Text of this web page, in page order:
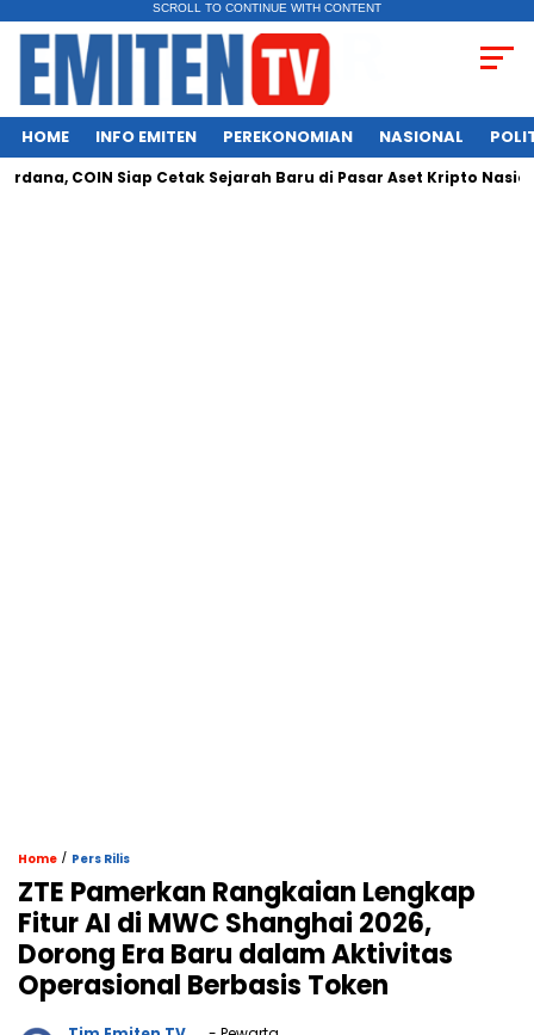
SCROLL TO CONTINUE WITH CONTENT
HOME INFO EMITEN PEREKONOMIAN NASIONAL
COIN Siap Cetak Sejarah Baru di Pasar Aset Kripto Nasional
Home / Pers Rilis
ZTE Pamerkan Rangkaian Lengkap
Fitur AI di MWC Shanghai 2026,
Dorong Era Baru dalam Aktivitas
Operasional Berbasis Token